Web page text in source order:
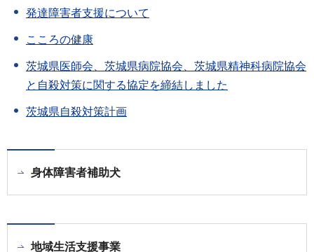
発達障害者支援について
こころの健康
茨城県医師会、茨城県病院協会、茨城県精神科病院協会
と自殺対策に関する協定を締結しました
茨城県自殺対策計画
身体障害者補助犬
地域生活支援事業